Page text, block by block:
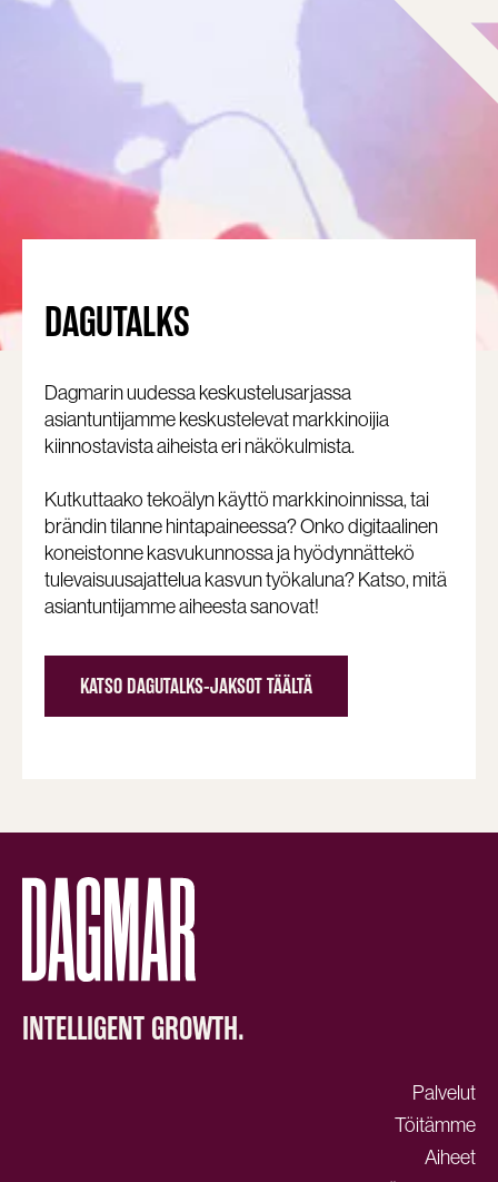
DAGUTALKS
Dagmarin uudessa keskustelusarjassa
asiantuntijamme keskustelevat markkinoijia
kiinnostavista aiheista eri näkökulmista.
Kutkuttaako tekoälyn käyttö markkinoinnissa, tai
brändin tilanne hintapaineessa? Onko digitaalinen
koneistonne kasvukunnossa ja hyödynnättekö
tulevaisuusajattelua kasvun työkaluna? Katso, mitä
asiantuntijamme aiheesta sanovat!
KATSO DAGUTALKS-JAKSOT TÄÄLTÄ
INTELLIGENT GROWTH.
Palvelut
Töitämme
Aiheet